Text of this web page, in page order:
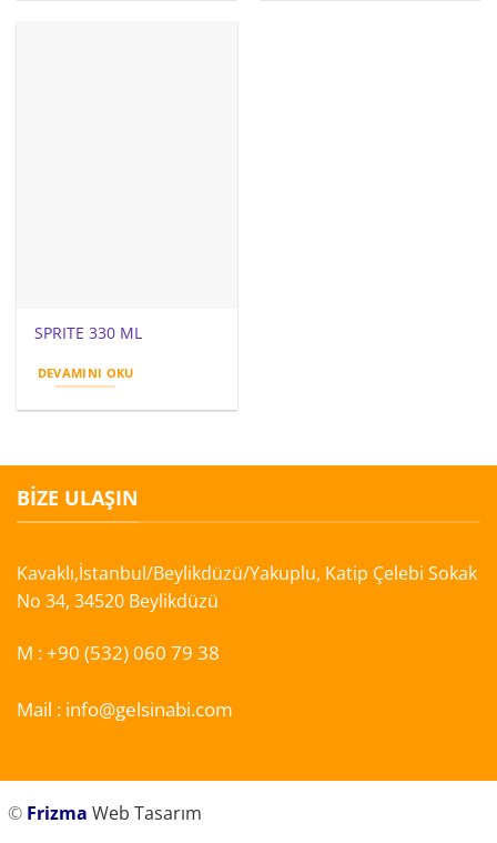
SPRITE 330 ML
DEVAMINI OKU
BIZE ULAŞIN
Kavaklı,İstanbul/Beylikdüzü/Yakuplu, Katip Çelebi Sokak
No 34, 34520 Beylikdüzü
M :+90 (532) 060 79 38
Mail : info@gelsinabi.com
© Frizma Web Tasarım